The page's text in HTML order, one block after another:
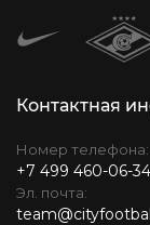
Контактная
Номер телефона:
+7 499 460-06-34
Эл. почта: